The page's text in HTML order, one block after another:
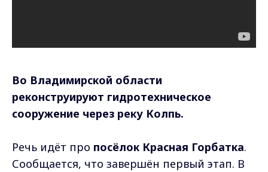
Во Владимирской области
реконструируют гидротехническое
сооружение через реку Колпь.
Речь идёт про посёлок Красная Горбатка.
Сообщается, что завершён первый этап. В